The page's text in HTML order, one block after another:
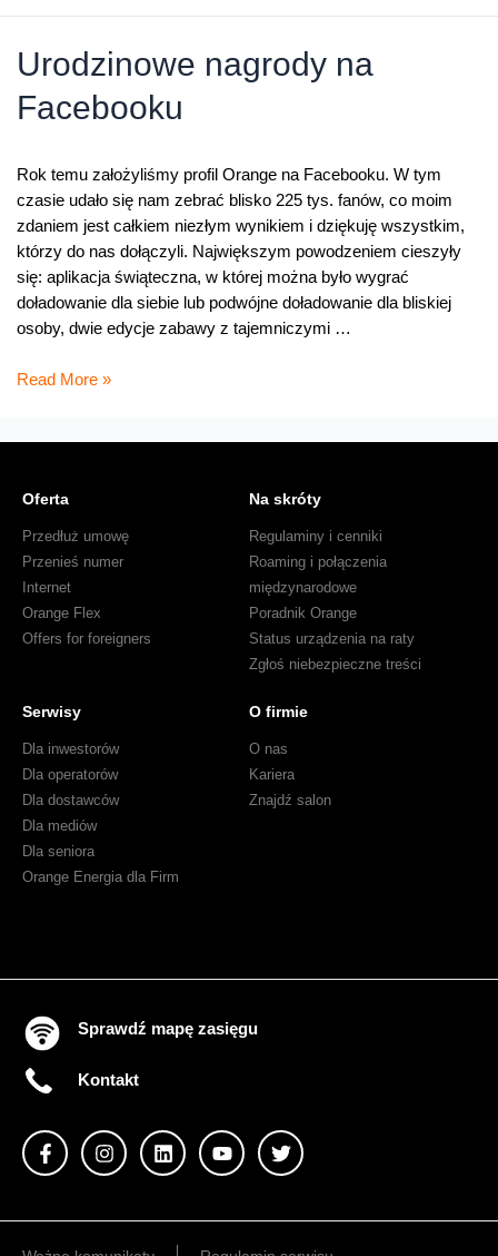
za
wiedzę
o
Urodzinowe nagrody na
Facebooku
Rok temu założyliśmy profil Orange na Facebooku. W tym
czasie udało się nam zebrać blisko 225 tys. fanów, co moim
zdaniem jest całkiem niezłym wynikiem i dziękuję wszystkim,
którzy do nas dołączyli. Największym powodzeniem cieszyły
się: aplikacja świąteczna, w której można było wygrać
doładowanie dla siebie lub podwójne doładowanie dla bliskiej
osoby, dwie edycje zabawy z tajemniczymi …
Urodzinowe
Read More »
Oferta
Przedłuż umowę
Przenieś numer
Internet
Orange Flex
Offers for foreigners
Na skróty
Regulaminy i cenniki
Roaming i połączenia
międzynarodowe
Poradnik Orange
Status urządzenia na raty
Zgłoś niebezpieczne treści
Serwisy
Dla inwestorów
Dla operatorów
Dla dostawców
Dla mediów
Dla seniora
Orange Energia dla Firm
O firmie
O nas
Kariera
Znajdź salon
Sprawdź mapę zasięgu
Kontakt